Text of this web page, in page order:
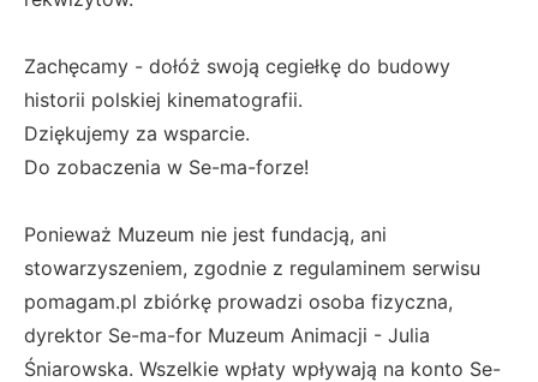
Zachęcamy - dołóż swoją cegiełkę do budowy
historii polskiej kinematografii.
Dziękujemy za wsparcie.
Do zobaczenia w Se-ma-forze!
Ponieważ Muzeum nie jest fundacją, ani
stowarzyszeniem, zgodnie z regulaminem serwisu
pomagam.pl zbiórkę prowadzi osoba fizyczna,
dyrektor Se-ma-for Muzeum Animacji - Julia
Śniarowska. Wszelkie wpłaty wpływają na konto Se-